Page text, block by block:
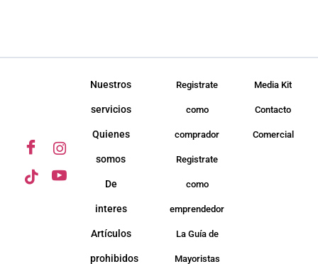
Nuestros
servicios
Quienes
somos
De
interes
Artículos
prohibidos
Registrate
como
comprador
Registrate
como
emprendedor
La Guía de
Mayoristas
Media Kit
Contacto
Comercial